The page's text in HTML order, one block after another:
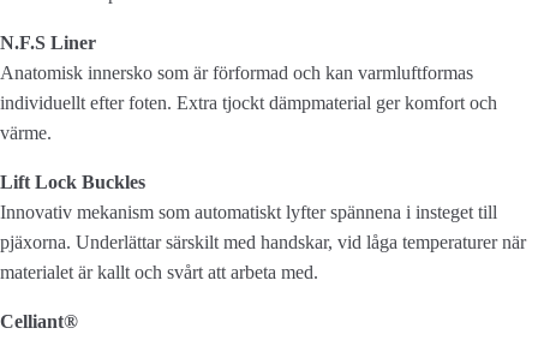
N.F.S Liner
Anatomisk innersko som är förformad och kan varmluftformas
individuellt efter foten. Extra tjockt dämpmaterial ger komfort och
värme.
Lift Lock Buckles
Innovativ mekanism som automatiskt lyfter spännena i insteget till
pjäxorna. Underlättar särskilt med handskar, vid låga temperaturer när
materialet är kallt och svårt att arbeta med.
Celliant®